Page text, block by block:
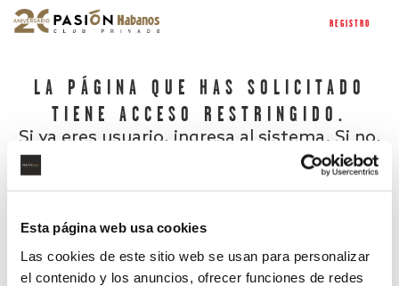
Esta página web usa cookies
Las cookies de este sitio web se usan para personalizar
el contenido y los anuncios, ofrecer funciones de redes
REGISTRO
LA PÁGINA QUE HAS SOLICITADO
TIENE ACCESO RESTRINGIDO.
Si ya eres usuario, ingresa al sistema. Si no,